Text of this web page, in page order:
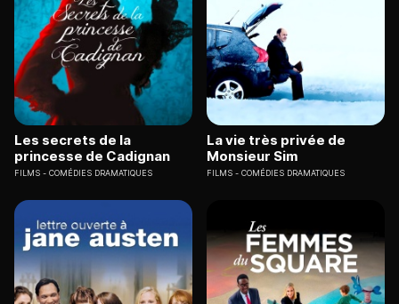
Les secrets de la
princesse de Cadignan
FILMS COMÉDIES DRAMATIQUES
La vie très privée de
Monsieur Sim
FILMS COMÉDIES DRAMATIQUES